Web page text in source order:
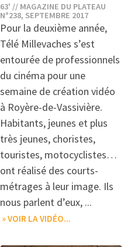
63' // MAGAZINE DU PLATEAU
N°238, SEPTEMBRE 2017
Pour la deuxième année,
Télé Millevaches s’est
entourée de professionnels
du cinéma pour une
semaine de création vidéo
à Royère-de-Vassivière.
Habitants, jeunes et plus
très jeunes, choristes,
touristes, motocyclistes…
ont réalisé des courts-
métrages à leur image. Ils
nous parlent d’eux, ...
» VOIR LA VIDÉO...